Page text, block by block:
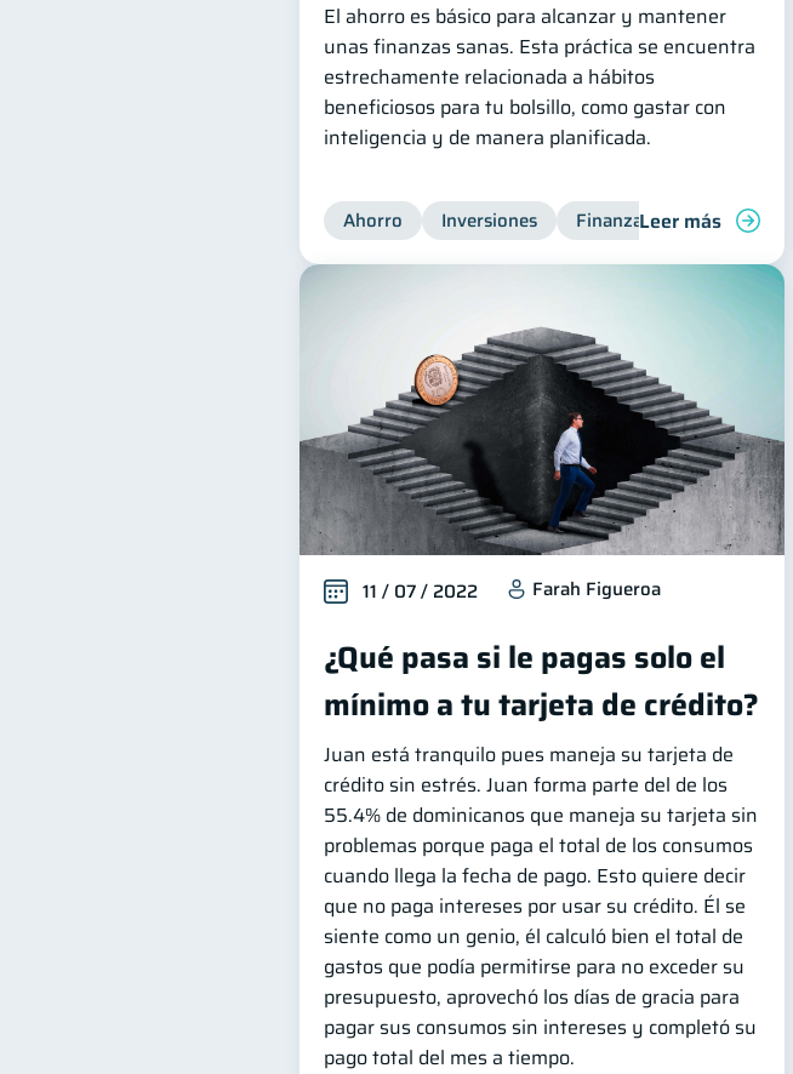
El ahorro es básico para alcanzar y mantener
unas finanzas sanas. Esta práctica se encuentra
estrechamente relacionada a hábitos
beneficiosos para tu bolsillo, como gastar con
inteligencia y de manera planificada.
Ahorro Inversiones Finanzas para jóvenes
Leer más
11 / 07 / 2022 Farah Figueroa
¿Qué pasa si le pagas solo el
mínimo a tu tarjeta de crédito?
Juan está tranquilo pues maneja su tarjeta de
crédito sin estrés. Juan forma parte del de los
55.4% de dominicanos que maneja su tarjeta sin
problemas porque paga el total de los consumos
cuando llega la fecha de pago. Esto quiere decir
que no paga intereses por usar su crédito. Él se
siente como un genio, él calculó bien el total de
gastos que podía permitirse para no exceder su
presupuesto, aprovechó los días de gracia para
pagar sus consumos sin intereses y completó su
pago total del mes a tiempo.